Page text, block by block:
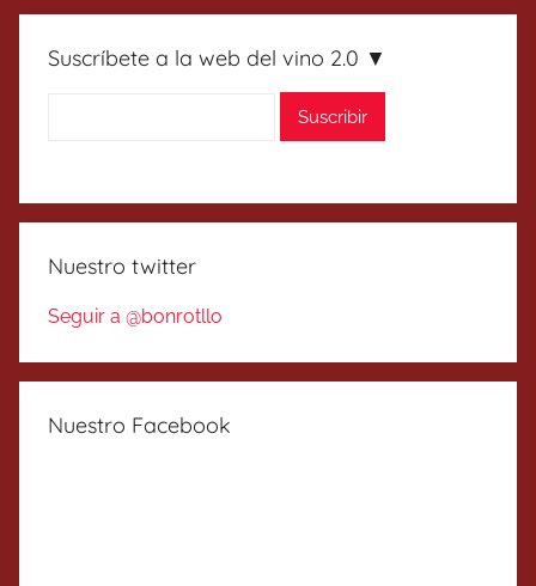
Suscríbete a la web del vino 2.0 ▼
Nuestro twitter
Seguir a @bonrotllo
Nuestro Facebook